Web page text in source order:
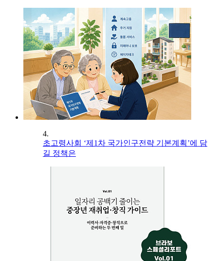
4.
초고령사회 ‘제1차 국가인구전략 기본계획’에 담
길 정책은